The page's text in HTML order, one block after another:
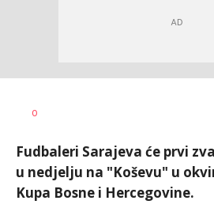
AUTOR
0
Fudbaleri Sarajeva će prvi
u nedjelju na "Koševu" u
Kupa Bosne i Hercegovine.